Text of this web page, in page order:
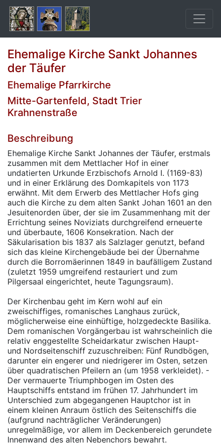
Ehemalige Kirche Sankt Johannes
der Täufer
Ehemalige Pfarrkirche
Mitte-Gartenfeld, Stadt Trier
Krahnenstraße
Beschreibung
Ehemalige Kirche Sankt Johannes der Täufer, erstmals
zusammen mit dem Mettlacher Hof in einer
undatierten Urkunde Erzbischofs Arnold I. (1169-83)
und in einer Erklärung des Domkapitels von 1173
erwähnt. Mit dem Erwerb des Mettlacher Hofs ging
auch die Kirche zu dem alten Sankt Johan 1601 an den
Jesuitenorden über, der sie im Zusammenhang mit der
Errichtung seines Noviziats durchgreifend erneuerte
und überbaute, 1606 Konsekration. Nach der
Säkularisation bis 1837 als Salzlager genutzt, befand
sich das kleine Kirchengebäude bei der Übernahme
durch die Borromäerinnen 1849 in baufälligem Zustand
(zuletzt 1959 umgreifend restauriert und zum
Pilgersaal eingerichtet, heute Tagungsraum).
Der Kirchenbau geht im Kern wohl auf ein
zweischiffiges, romanisches Langhaus zurück,
möglicherweise eine einhüftige, holzgedeckte Basilika.
Dem romanischen Vorgängerbau ist wahrscheinlich die
relativ enggestellte Scheidarkatur zwischen Haupt-
und Nordseitenschiff zuzuschreiben: Fünf Rundbögen,
darunter ein engerer und niedrigerer im Osten, setzen
über quadratischen Pfeilern an (um 1958 verkleidet). -
Der vermauerte Triumphbogen im Osten des
Hauptschiffs entstand im frühen 17. Jahrhundert im
Unterschied zum abgegangenen Hauptchor ist in
einem kleinen Anraum östlich des Seitenschiffs die
(aufgrund nachträglicher Veränderungen)
unregelmäßige, vor allem im Deckenbereich gerundete
Innenwand des alten Nebenchors bewahrt.